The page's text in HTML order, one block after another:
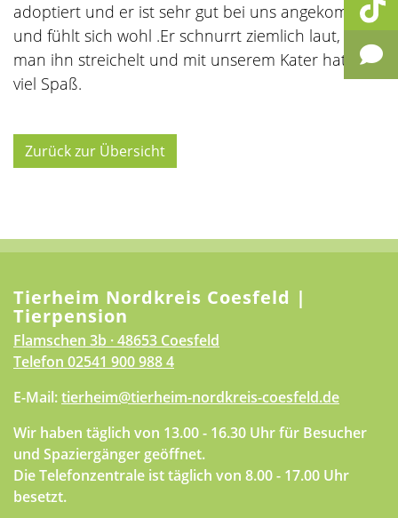
adoptiert und er ist sehr gut bei uns angekommen
und fühlt sich wohl .Er schnurrt ziemlich laut, wenn
man ihn streichelt und mit unserem Kater hat er
viel Spaß.
Zurück zur Übersicht
Tierheim Nordkreis Coesfeld |
Tierpension
Flamschen 3b · 48653 Coesfeld
Telefon 02541 900 988 4
E-Mail:tierheim@tierheim-nordkreis-coesfeld.de
Wir haben täglich von 13.00 - 16.30 Uhr für Besucher
und Spaziergänger geöffnet.
Die Telefonzentrale ist täglich von 8.00 - 17.00 Uhr
besetzt.